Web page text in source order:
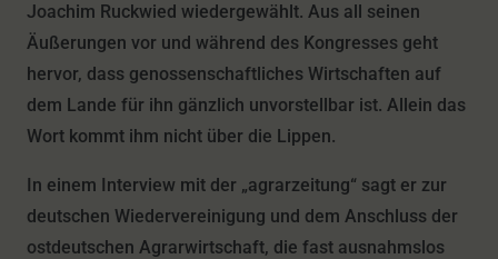
Joachim Ruckwied wiedergewählt. Aus all seinen
Äußerungen vor und während des Kongresses geht
hervor, dass genossenschaftliches Wirtschaften auf
dem Lande für ihn gänzlich unvorstellbar ist. Allein das
Wort kommt ihm nicht über die Lippen.
In einem Interview mit der „agrarzeitung“ sagt er zur
deutschen Wiedervereinigung und dem Anschluss der
ostdeutschen Agrarwirtschaft, die fast ausnahmslos